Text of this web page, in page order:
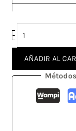
-
AÑADIR AL